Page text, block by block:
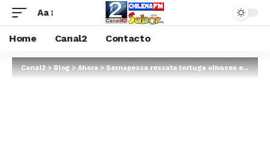
Aa
Home Canal2 Contacto
Canal2>Blog>Ahora>Sernapesca rescata tortuga olivacea en Playa El Manzano de Quintero El aviso de un kayakista que se encontraba practicando deport…